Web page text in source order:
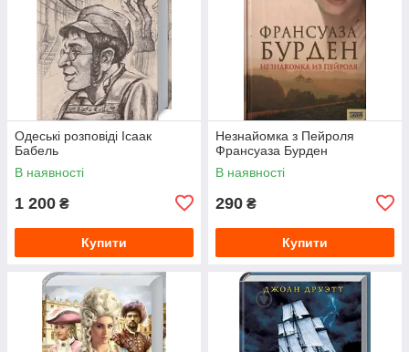
Одеські розповіді Ісаак
Бабель
В наявності
1 200 ₴
Купити
Незнайомка з Пейроля
Франсуаза Бурден
В наявності
290 ₴
Купити